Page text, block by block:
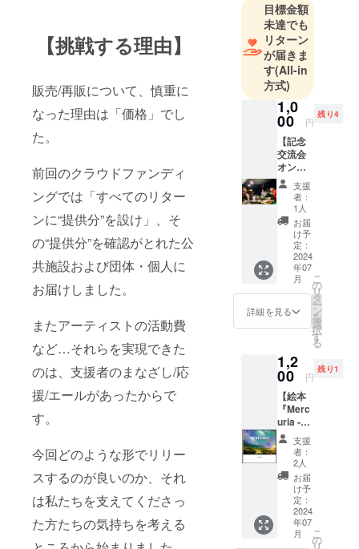
【挑戦する理由】
販売/再販について、慎重に
なった理由は「価格」でし
た。
前回のクラウドファンディ
ングでは「すべてのリター
ンに“提供分”を設け」、そ
の“提供分”を確認がとれた公
共施設および団体・個人に
お届けしました。
またアーティストの活動費
など…それらを実現できた
のは、支援者のまなざし/応
援/エールがあったからで
す。
今回どのような形でリリー
スするのが良いのか、それ
は私たちを支えてくださっ
た方たちの気持ちを考える
目標金額
未達でも
リターン
が届きま
す(All-in
方式)
1,0
00 円
残り4
【記念
交流会
オンラ
イン参
加チ
ケッ
ト】 絵
『Merc
uria』
制作
アー
ティス
トが参
加す
る、記
会のオ
ンライ
ン参加
チケッ
トで
す。 日
時は、
参加者
が決ま
り次第
調整し
ます。
調整期
間：6月
1日〜6
支援
者：
1人
お届
け予
定：
2024
年07
月
詳細を見る
こ
の
リ
タ
ー
ン
を
選
択
す
る
1,2
00 円
残り1
【絵本
『Merc
uria -
beautif
ul-』購
入リ
ター
ン】 写
真：
ameha
pimo
フォト
支援
者：
2人
お届
け予
定：
2024
年07
月
こ
の